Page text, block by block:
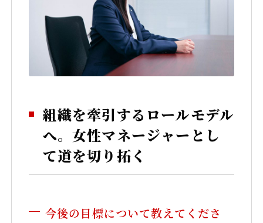
組織を牽引するロールモデル
へ。女性マネージャーとし
て道を切り拓く
今後の目標について教えてくださ